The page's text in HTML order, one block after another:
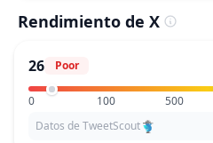
Rendimiento de X
26 Poor
0 100 500
Datos de TweetScout